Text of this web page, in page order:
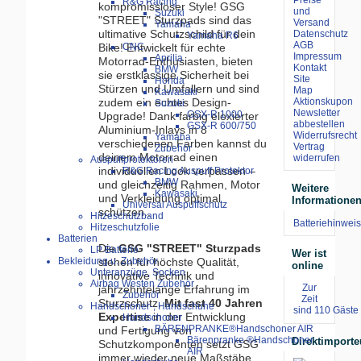
Suzuki
Yamaha
Yamaha R6
CNC
Aprilia
BMW
Honda
Kawasaki
Suzuki
GSX-R 1000
GSX-R 600/750
Yamaha
Zubehör
Auspuffprotektoren
R&G Racing Auspuff Protektor
BMW
Kawasaki
Universal Auspuffschutz
Hitzeschutzband
Hitzeschutzfolie
Batterien
LP Batterie
Bekleidung u. Zubehör
Unteranzüge, Socken
Airbag Westen Zubehör
Zubehör
Handschoner-, Handschuhe
Handschoner
BÄRENPRANKE®Handschoner AIR
Bärenpranke ®Handschoner
AIR
kompromissloser Style! GSG
"STREET" Sturzpads sind das
ultimative Schutzschild für dein
Bike! Entwickelt für echte
Motorrad-Enthusiasten, bieten
sie erstklassige Sicherheit bei
Stürzen und Umfallern und sind
zudem ein echtes Design-
Upgrade! Dank farbig eloxierter
Aluminium-Inlays in 8
verschiedenen Farben kannst du
deinem Motorrad einen
individuellen Look verpassen –
und gleichzeitig Rahmen, Motor
und Verkleidung optimal
schützen..
DieGSG "STREET" Sturzpads
stehen für höchste Qualität,
innovative Technik und
jahrzehntelange Erfahrung im
Sturzschutz.Mit fast 40 Jahren
Expertisein der Entwicklung
und Fertigung von
Schutzkomponenten setzt GSG
immer wieder neue Maßstäbe.
und
Versand
Datenschutz
AGB
Impressum
Kontakt
Site
Map
Aktionskupon
Newsletter
abbestellen
Widerrufsrecht
Vertrag
widerrufen
Weitere
Batteriehinweis
Wer ist
online
Zur
Zeit
sind 110